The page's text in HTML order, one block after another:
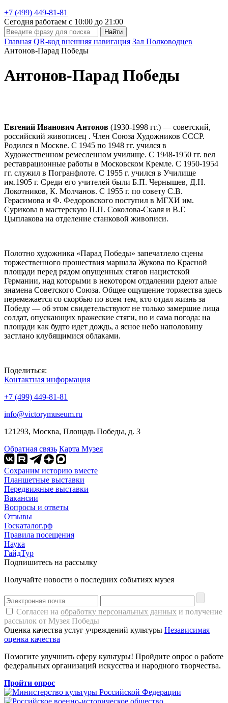
+7 (499) 449-81-81
Сегодня работаем с 10:00 до 21:00
Главная QR-код внешняя навигация Зал Полководцев
Антонов-Парад Победы
Антонов-Парад Победы
Евгений Иванович Антонов (1930-1998 гг.) — советский,
российский живописец . Член Союза Художников СССР.
Родился в Москве. С 1945 по 1948 гг. учился в
Художественном ремесленном училище. С 1948-1950 гг. вел
реставрационные работы в Московском Кремле. С 1950-1954
гг. служил в Погранфлоте. С 1955 г. учился в Училище
им.1905 г. Среди его учителей были Б.П. Чернышев, Д.Н.
Локотников, К. Молчанов. С 1955 г. по совету С.В.
Герасимова и Ф. Федоровского поступил в МГХИ им.
Сурикова в мастерскую П.П. Соколова-Скаля и В.Г.
Цыплакова на отделение станковой живописи.
Полотно художника «Парад Победы» запечатлело сцены
торжественного прошествия маршала Жукова по Красной
площади перед рядом опущенных стягов нацистской
Германии, над которыми в некотором отдалении рдеют алые
знамена Советского Союза. Общее ощущение торжества здесь
перемежается со скорбью по всем тем, кто отдал жизнь за
Победу — об этом свидетельствуют не только замершие лица
солдат, опускающих вражеские стяги, но и сама погода: на
площади как будто идет дождь, а ясное небо наполовину
застлано клубящимися облаками.
Поделиться:
Контактная информация
+7 (499) 449-81-81
info@victorymuseum.ru
121293, Москва, Площадь Победы, д. 3
Обратная связь Карта Музея
Сохраним историю вместе
Планшетные выставки
Передвижные выставки
Вакансии
Вопросы и ответы
Отзывы
Госкаталог.рф
Правила посещения
Наука
ГайдТур
Подпишитесь на рассылку
Получайте новости о последних событиях музея
Согласен на обработку персональных данных и получение
рассылок от Музея Победы
Оценка качества услуг учреждений культуры Независимая
оценка качества
Помогите улучшить сферу культуры! Пройдите опрос о работе
федеральных организаций искусства и народного творчества.
Пройти опрос